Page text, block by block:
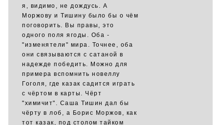
я, видимо, не дождусь. А
Моржову и Тишину было бы о чём
поговорить. Вы правы, это
одного поля ягоды. Оба -
"изменятели" мира. Точнее, оба
они связываются с сатаной в
надежде победить. Можно для
примера вспомнить новеллу
Гоголя, где казак садится играть
с чёртом в карты. Чёрт
"химичит". Саша Тишин дал бы
чёрту в лоб, а Борис Моржов, как
тот казак, под столом тайком